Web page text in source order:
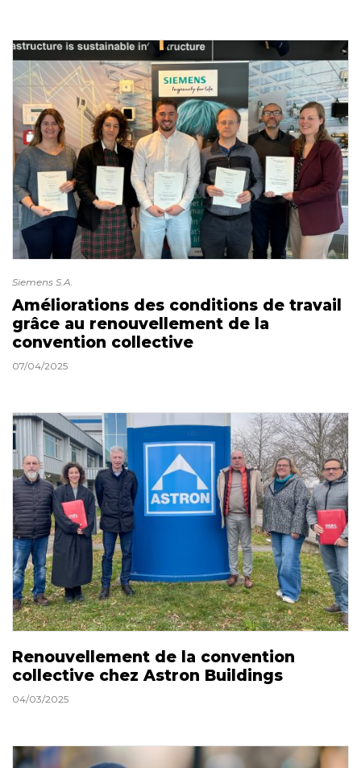
Siemens S.A.
Améliorations des conditions de travail
grâce au renouvellement de la
convention collective
07/04/2025
Renouvellement de la convention
collective chez Astron Buildings
04/03/2025